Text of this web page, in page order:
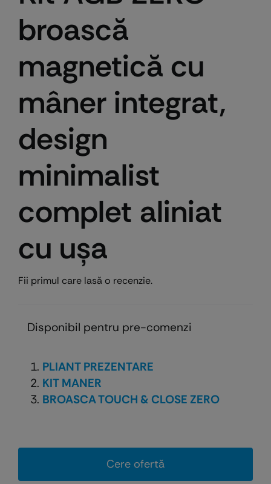
broască
magnetică cu
mâner integrat,
design
minimalist
complet aliniat
cu ușa
Fii primul care lasă o recenzie.
Disponibil pentru pre-comenzi
PLIANT PREZENTARE
KIT MANER
BROASCA TOUCH & CLOSE ZERO
Cere ofertă